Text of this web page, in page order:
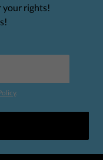
your rights!
.